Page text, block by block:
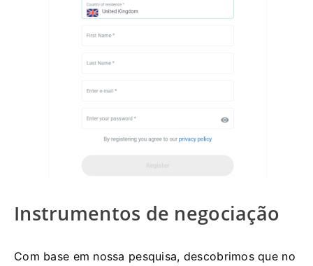
Instrumentos de negociação
Com base em nossa pesquisa, descobrimos que no